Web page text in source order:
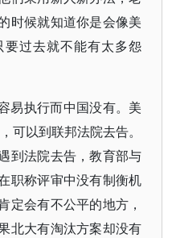
时候就知道你是会像美
过去就不能有太多怨
易执行而中国没有。美
可以到联邦法院去告。
到法院去告，教育部与
职称评审中没有制衡机
定会有不公平的地方，
北大有淘汰方案却没有